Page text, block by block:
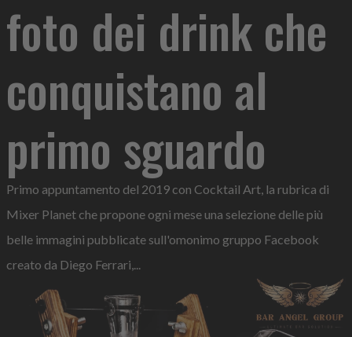
foto dei drink che
conquistano al
primo sguardo
Primo appuntamento del 2019 con Cocktail Art, la rubrica di
Mixer Planet che propone ogni mese una selezione delle più
belle immagini pubblicate sull'omonimo gruppo Facebook
creato da Diego Ferrari,...